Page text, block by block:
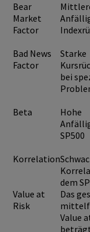
Bear
Market
Factor
Bad News
Factor
Starke
bei
Beta
Hohe
SP500
Korrelation
dem
Value at
Risk
Das
Value